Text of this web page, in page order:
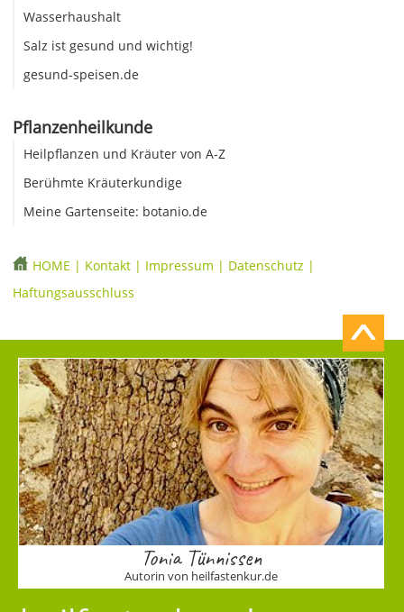
Wasserhaushalt
Salz ist gesund und wichtig!
gesund-speisen.de
Pflanzenheilkunde
Heilpflanzen und Kräuter von A-Z
Berühmte Kräuterkundige
Meine Gartenseite: botanio.de
HOME | Kontakt | Impressum | Datenschutz |
Haftungsausschluss
Tonia Tünnissen
Autorin von heilfastenkur.de